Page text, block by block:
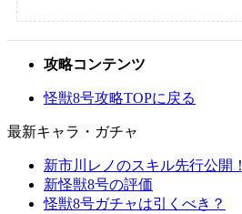
攻略コンテンツ
怪獣8号攻略TOPに戻る
最新キャラ・ガチャ
新市川レノのスキル先行公開！
新怪獣8号の評価
怪獣8号ガチャは引くべき？